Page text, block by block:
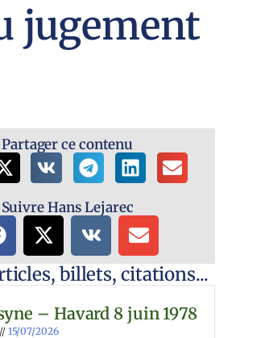
jugement
Partager ce contenu
Suivre Hans Lejarec
billets, citations...
– Havard 8 juin 1978
15/07/2026